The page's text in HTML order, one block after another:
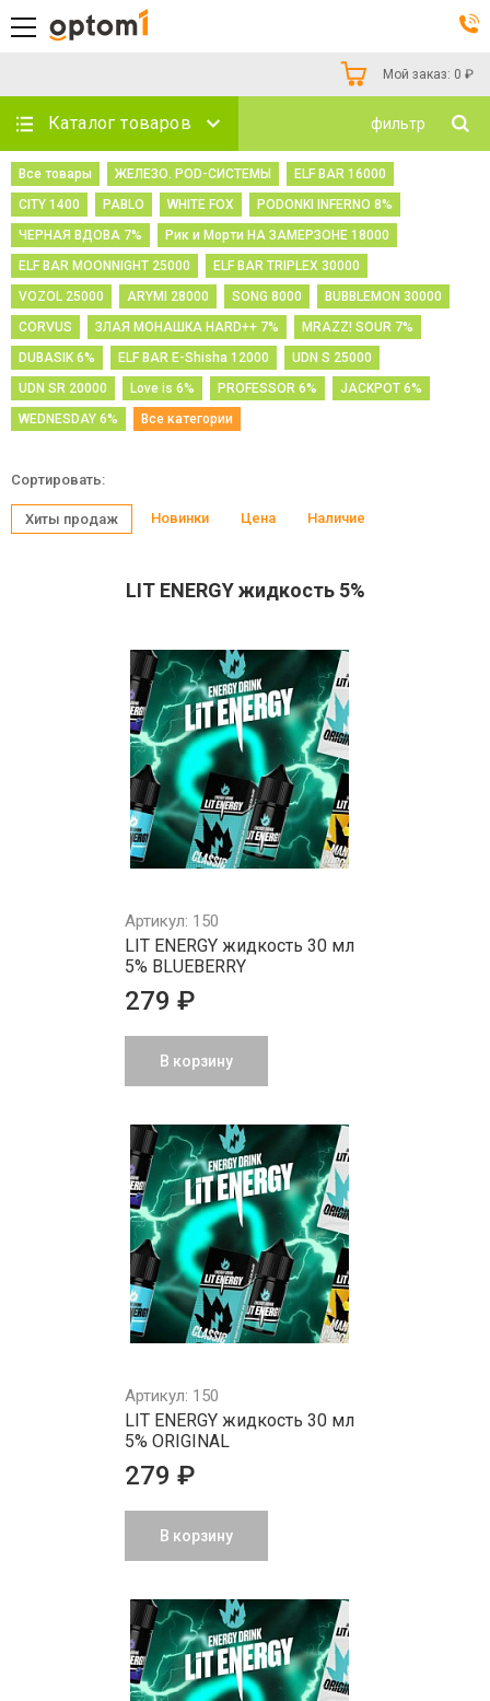
Мой заказ: 0 ₽
Каталог товаров фильтр
Все товары ЖЕЛЕЗО. POD-СИСТЕМЫ
ELF BAR 16000
CITY 1400
PABLO WHITE FOX
PODONKI INFERNO 8%
ЧЕРНАЯ ВДОВА 7%
Рик и Морти НА ЗАМЕРЗОНЕ 18000
ELF BAR MOONNIGHT 25000
ELF BAR TRIPLEX 30000
VOZOL 25000
ARYMI 28000 SONG 8000
BUBBLEMON 30000
CORVUS
ЗЛАЯ МОНАШКА HARD++ 7%
MRAZZ! SOUR 7%
DUBASIK 6%
ELF BAR E-Shisha 12000
UDN S 25000
UDN SR 20000
Love is 6% PROFESSOR 6%
JACKPOT 6%
WEDNESDAY 6%
Все категории
Сортировать:
Хиты продаж Новинки Цена Наличие
LIT ENERGY жидкость 5%
Артикул: 150
LIT ENERGY жидкость 30 мл
5% BLUEBERRY
279 ₽
В корзину
Артикул: 150
LIT ENERGY жидкость 30 мл
5% ORIGINAL
279 ₽
В корзину